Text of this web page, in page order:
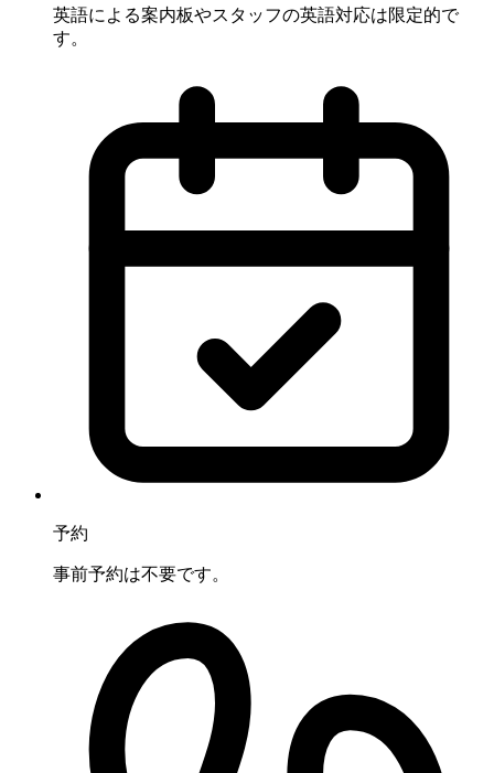
英語による案内板やスタッフの英語対応は限定的で
す。
予約
事前予約は不要です。